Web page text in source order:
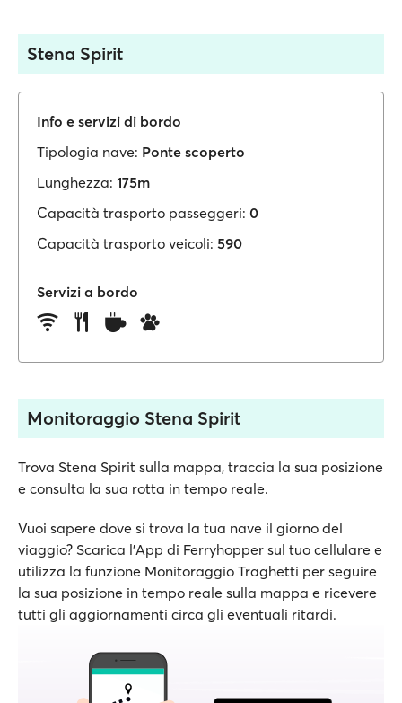
Stena Spirit
Info e servizi di bordo
Tipologia nave: Ponte scoperto
Lunghezza: 175m
Capacità trasporto passeggeri: 0
Capacità trasporto veicoli: 590
Servizi a bordo
Monitoraggio Stena Spirit
Trova Stena Spirit sulla mappa, traccia la sua posizione
e consulta la sua rotta in tempo reale.
Vuoi sapere dove si trova la tua nave il giorno del
viaggio? Scarica l'App di Ferryhopper sul tuo cellulare e
utilizza la funzione Monitoraggio Traghetti per seguire
la sua posizione in tempo reale sulla mappa e ricevere
tutti gli aggiornamenti circa gli eventuali ritardi.